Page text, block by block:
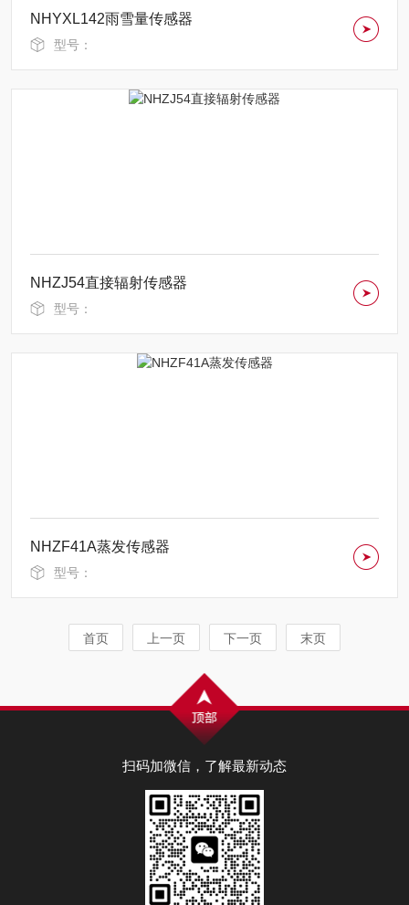
NHYXL142雨雪量传感器
型号：
NHZJ54直接辐射传感器
型号：
NHZF41A蒸发传感器
型号：
首页 上一页 下一页 末页
扫码加微信，了解最新动态